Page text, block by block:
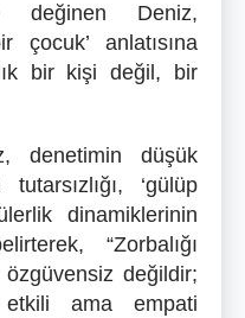
değinen Deniz,
çocuk’ anlatısına
bir kişi değil, bir
denetimin düşük
‘gülüp
dinamiklerinin
“Zorbalığı
değildir;
ama empati